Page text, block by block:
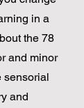
in a
the 78
and minor
sensorial
and